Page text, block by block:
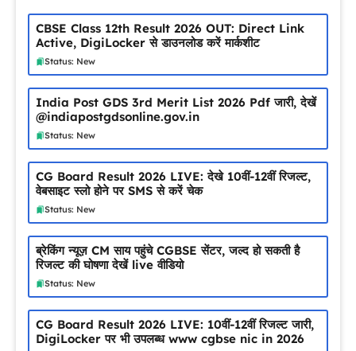
CBSE Class 12th Result 2026 OUT: Direct Link
Active, DigiLocker से डाउनलोड करें मार्कशीट
Status: New
India Post GDS 3rd Merit List 2026 Pdf जारी, देखें
@indiapostgdsonline.gov.in
Status: New
CG Board Result 2026 LIVE: देखे 10वीं-12वीं रिजल्ट,
वेबसाइट स्लो होने पर SMS से करें चेक
Status: New
ब्रेकिंग न्यूज़ CM साय पहुंचे CGBSE सेंटर, जल्द हो सकती है
रिजल्ट की घोषणा देखें live वीडियो
Status: New
CG Board Result 2026 LIVE: 10वीं-12वीं रिजल्ट जारी,
DigiLocker पर भी उपलब्ध www cgbse nic in 2026